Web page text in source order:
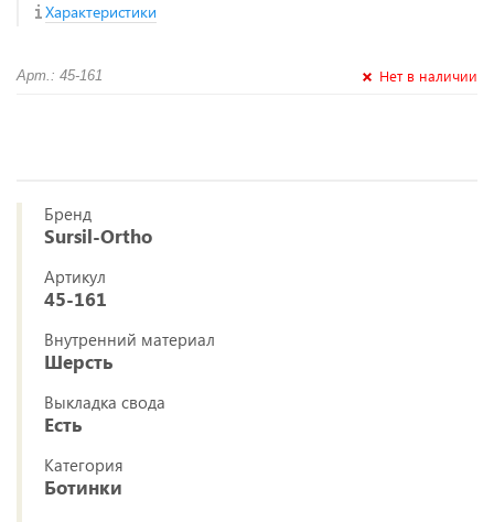
Характеристики
Арт.: 45-161 Нет в наличии
Бренд
Sursil-Ortho
Артикул
45-161
Внутренний материал
Шерсть
Выкладка свода
Есть
Категория
Ботинки